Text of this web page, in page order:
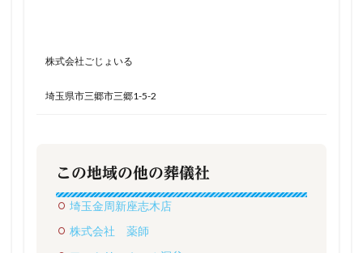
株式会社ごじょいる
埼玉県市三郷市三郷1-5-2
この地域の他の葬儀社
埼玉金周新座志木店
株式会社 薬師